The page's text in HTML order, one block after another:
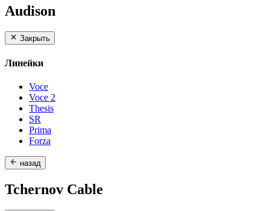
Audison
Закрыть
Линейки
Voce
Voce 2
Thesis
SR
Prima
Forza
назад
Tchernov Cable